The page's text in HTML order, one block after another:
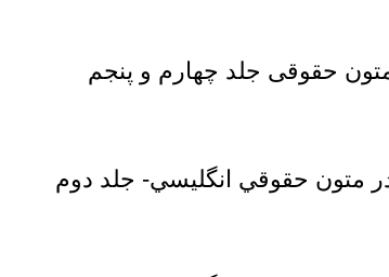
متون حقوقی جلد چهارم و پنجم
در متون حقوقي انگليسي- جلد دوم